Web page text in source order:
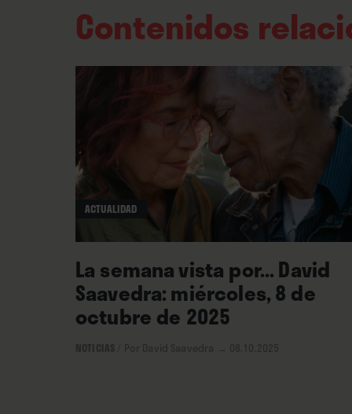
Contenidos
ACTUALIDAD
La semana vista por... David
Saavedra: miércoles, 8 de
octubre de 2025